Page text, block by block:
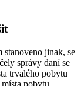
stanoveno jinak, se
správy daní se
trvalého pobytu
pobytu